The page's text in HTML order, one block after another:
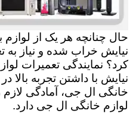
حال چنانچه هر یک از
نیایش خراب شده و نیاز به
کرد؟ نمایندگی تعمیرات
نیایش با داشتن تجربه بالا
خانگی ال جی، آمادگی لازم
لوازم خانگی ال جی دارد.